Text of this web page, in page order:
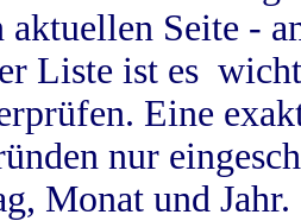
aktuellen Seite -
Liste ist es
Eine
nur
Monat und Jahr.